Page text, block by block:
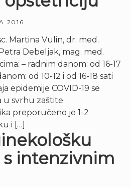
2016.
Martina Vulin, dr. med.
Debeljak, mag. med.
– radnim danom: od 16-17
od 10-12 i od 16-18 sati
epidemije COVID-19 se
u svrhu zaštite
preporučeno je 1-2
i […]
intenzivnim